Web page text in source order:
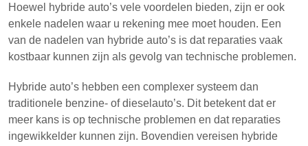
Hoewel hybride auto’s vele voordelen bieden, zijn er ook
enkele nadelen waar u rekening mee moet houden. Een
van de nadelen van hybride auto’s is dat reparaties vaak
kostbaar kunnen zijn als gevolg van technische problemen.
Hybride auto’s hebben een complexer systeem dan
traditionele benzine- of dieselauto’s. Dit betekent dat er
meer kans is op technische problemen en dat reparaties
ingewikkelder kunnen zijn. Bovendien vereisen hybride